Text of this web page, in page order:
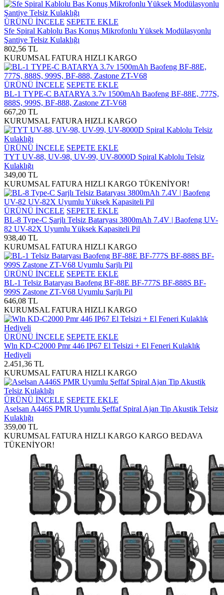
ÜRÜNÜ İNCELE SEPETE EKLE
Sfe Spiral Kablolu Bas Konuş Mikrofonlu Yüksek Modülasyonlu
Şantiye Telsiz Kulaklığı
802,56 TL
KURUMSAL FATURA HIZLI KARGO
ÜRÜNÜ İNCELE SEPETE EKLE
BL-1 TYPE-C BATARYA 3.7v 1500mAh Baofeng BF-88E, 777S,
888S, 999S, BF-888, Zastone ZT-V68
667,20 TL
KURUMSAL FATURA HIZLI KARGO
ÜRÜNÜ İNCELE SEPETE EKLE
TYT UV-88, UV-98, UV-99, UV-8000D Spiral Kablolu Telsiz
Kulaklığı
349,00 TL
KURUMSAL FATURA HIZLI KARGO TÜKENİYOR!
ÜRÜNÜ İNCELE SEPETE EKLE
BL-8 Type-C Şarjlı Telsiz Bataryası 3800mAh 7.4V | Baofeng UV-
82 UV-82X Uyumlu Yüksek Kapasiteli Pil
938,40 TL
KURUMSAL FATURA HIZLI KARGO
ÜRÜNÜ İNCELE SEPETE EKLE
BL-1 Telsiz Bataryası Baofeng BF-88E BF-777S BF-888S BF-
999S Zastone ZT-V68 Uyumlu Şarjlı Pil
646,08 TL
KURUMSAL FATURA HIZLI KARGO
ÜRÜNÜ İNCELE SEPETE EKLE
Wln KD-C2000 Pmr 446 IP67 El Telsizi + El Feneri Kulaklık
Hediyeli
2.451,36 TL
KURUMSAL FATURA HIZLI KARGO
ÜRÜNÜ İNCELE SEPETE EKLE
Aselsan A446S PMR Uyumlu Şeffaf Spiral Ajan Tip Akustik Telsiz
Kulaklığı
359,00 TL
KURUMSAL FATURA HIZLI KARGO KARGO BEDAVA
TÜKENİYOR!